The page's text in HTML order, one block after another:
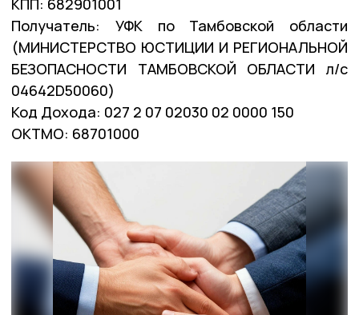
КПП: 682901001
Получатель: УФК по Тамбовской области
(МИНИСТЕРСТВО ЮСТИЦИИ И РЕГИОНАЛЬНОЙ
БЕЗОПАСНОСТИ ТАМБОВСКОЙ ОБЛАСТИ л/с
04642D50060)
Код Дохода: 027 2 07 02030 02 0000 150
ОКТМО: 68701000